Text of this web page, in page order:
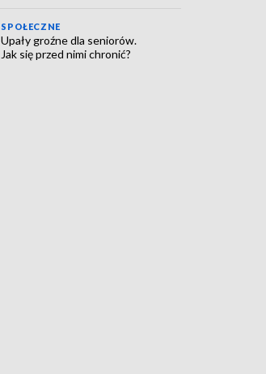
SPOŁECZNE
Upały groźne dla seniorów.
Jak się przed nimi chronić?